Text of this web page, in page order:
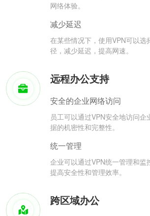
网络体验。
减少延迟
在某些情况下，使用VPN可以选
径，减少延迟，提高网速。
远程办公支持
安全的企业网络访问
员工可以通过VPN安全地访问企
据的机密性和完整性。
统一管理
企业可以通过VPN统一管理和监
提高安全性和管理效率。
跨区域办公